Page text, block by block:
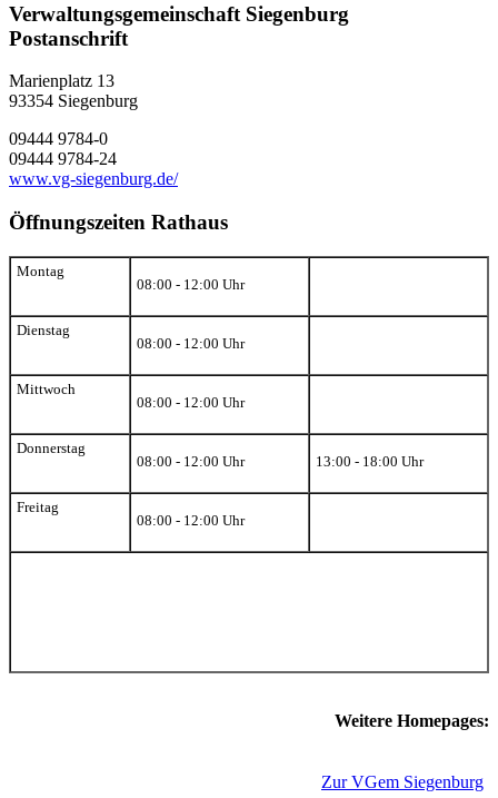
Verwaltungsgemeinschaft Siegenburg
Postanschrift
Marienplatz 13
93354 Siegenburg
09444 9784-0
09444 9784-24
www.vg-siegenburg.de/
Öffnungszeiten Rathaus
Montag
08:00 - 12:00 Uhr
Dienstag
08:00 - 12:00 Uhr
Mittwoch
08:00 - 12:00 Uhr
Donnerstag
08:00 - 12:00 Uhr
13:00 - 18:00 Uhr
Freitag
08:00 - 12:00 Uhr
Weitere Homepages:
Zur VGem Siegenburg